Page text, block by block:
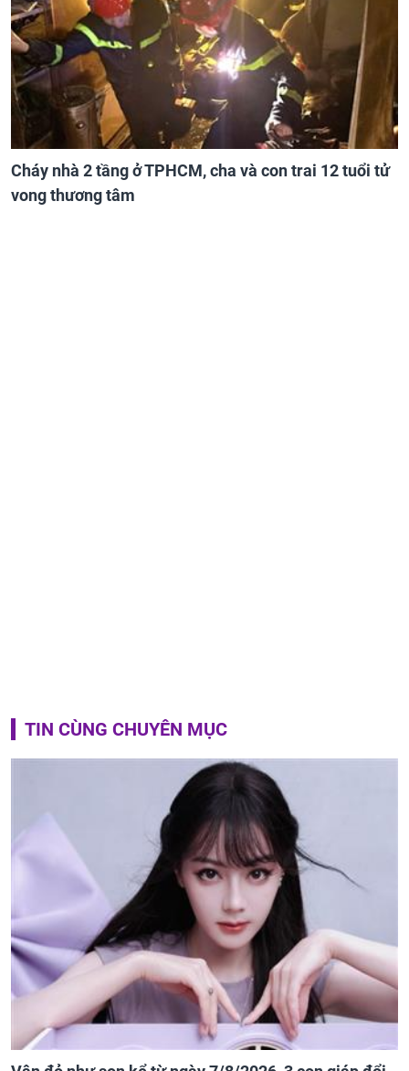
Cháy nhà 2 tầng ở TPHCM, cha và con trai 12 tuổi tử
vong thương tâm
TIN CÙNG CHUYÊN MỤC